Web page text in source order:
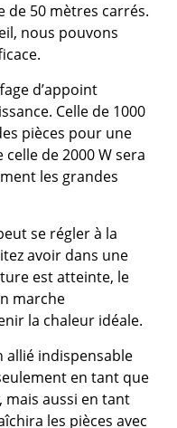
de 50 mètres carrés.
nous pouvons
d’appoint
Celle de 1000
pièces pour une
de 2000 W sera
les grandes
se régler à la
avoir dans une
est atteinte, le
marche
la chaleur idéale.
allié indispensable
en tant que
mais aussi en tant
les pièces avec